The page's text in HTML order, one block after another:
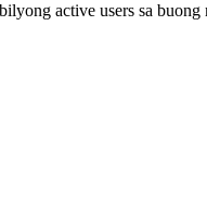
active users sa